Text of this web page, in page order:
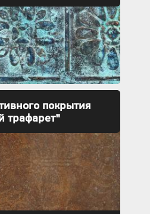
покрытия
трафарет"